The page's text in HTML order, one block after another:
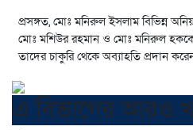
প্রসঙ্গত, মোঃ ম‌নিরুল ইসলাম বি‌ভিন্ন
মোঃ ম‌শিউর রহমান ও মোঃ ম‌নিরুল
তা‌দের চাকু‌রি থে‌কে অব‌্যাহ‌তি প্রদান
এ বিভাগের আরও